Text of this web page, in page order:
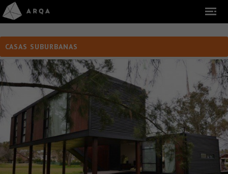
CASAS SUBURBANAS